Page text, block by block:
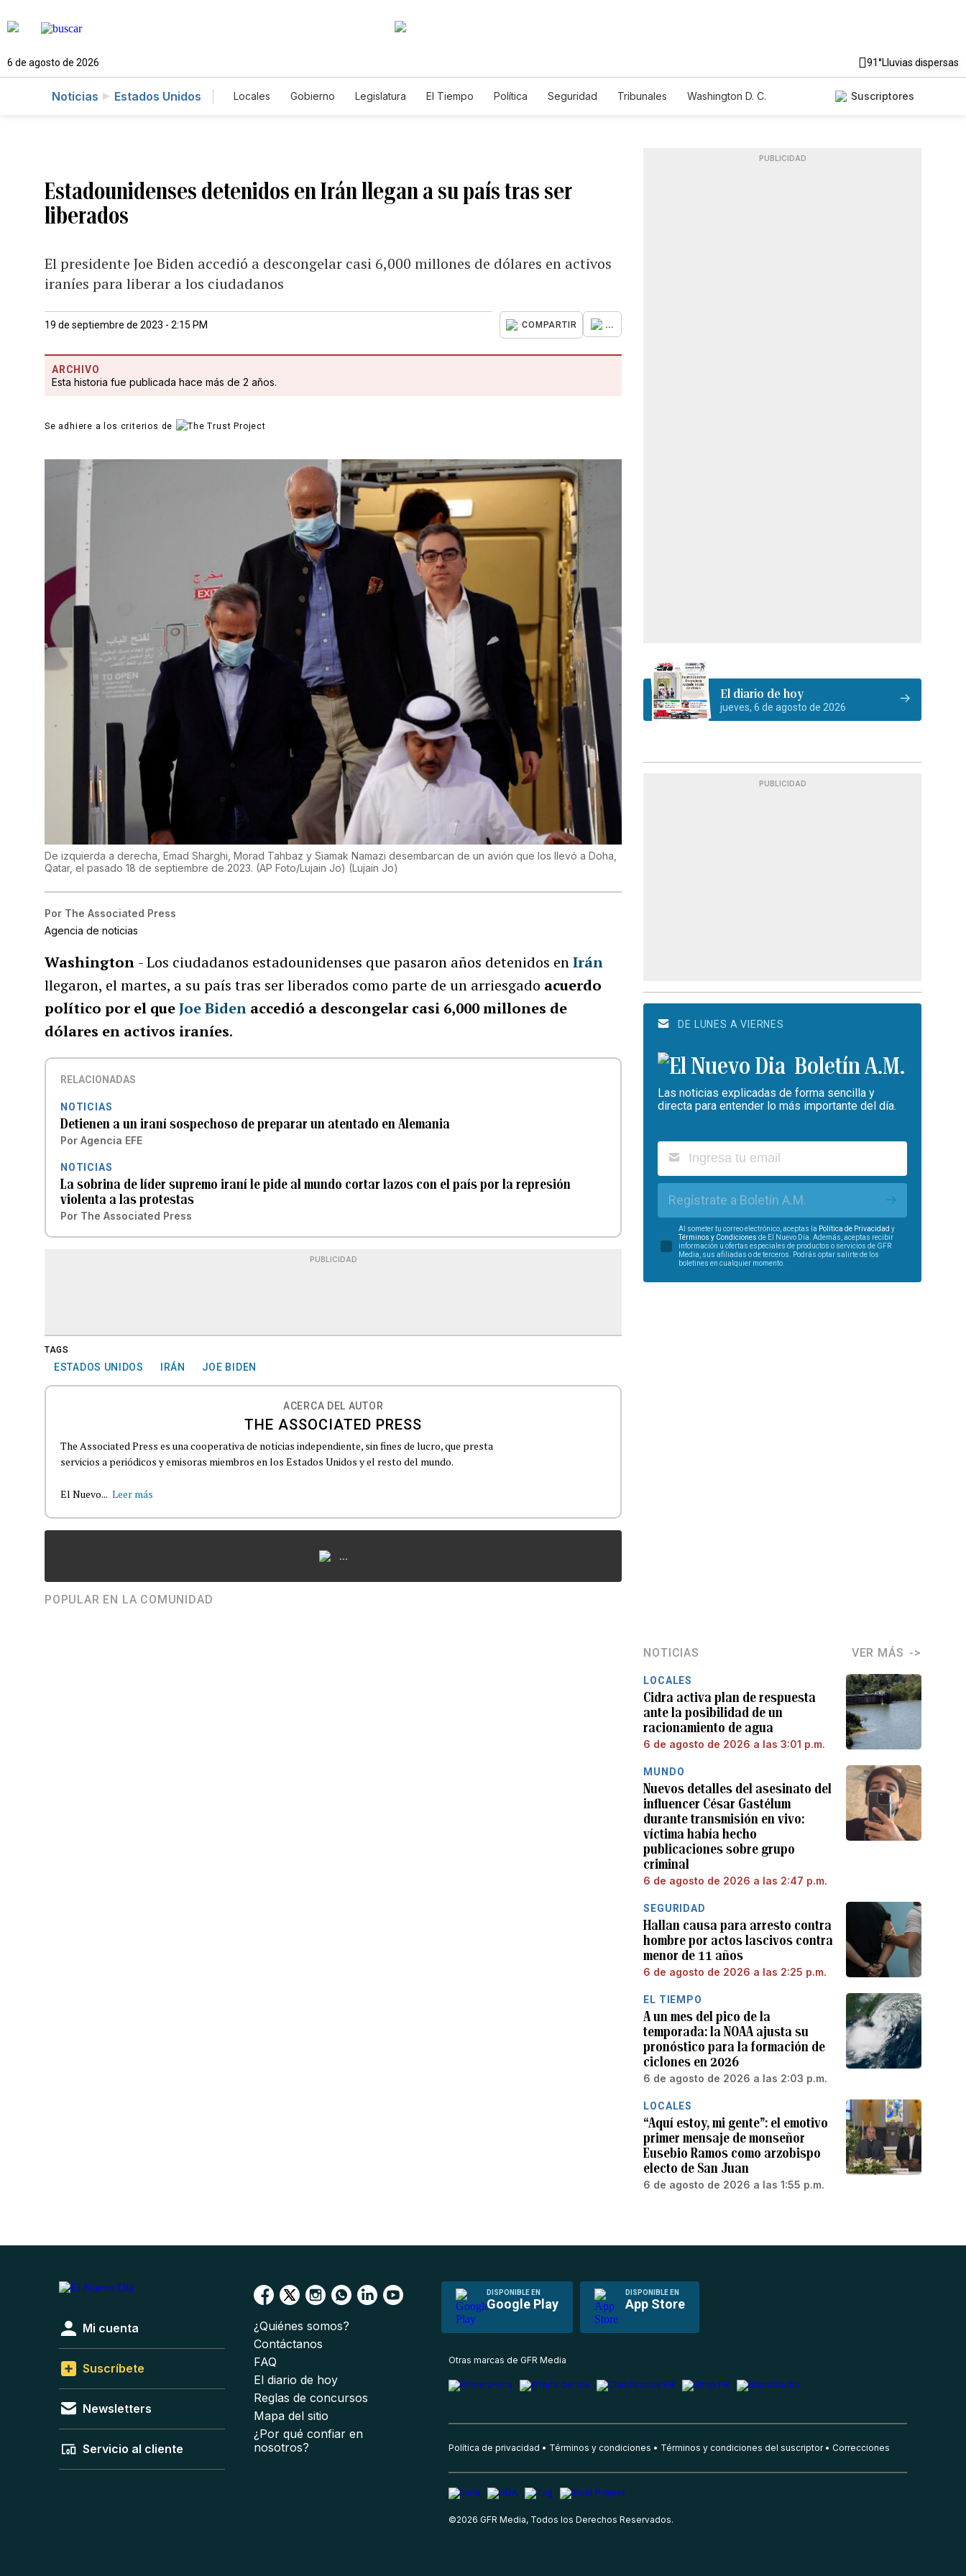
6 de agosto de 2026 91°Lluvias dispersas
Noticias Estados Unidos Locales Gobierno Legislatura El Tiempo Política Seguridad Tribunales
Washington D. C.
Suscriptores
Estadounidenses detenidos en Irán llegan a su país tras ser
liberados
El presidente Joe Biden accedió a descongelar casi 6,000 millones de dólares en activos
iraníes para liberar a los ciudadanos
19 de septiembre de 2023 - 2:15 PM COMPARTIR ...
ARCHIVO
Esta historia fue publicada hace más de 2 años.
Se adhiere a los criterios de
De izquierda a derecha, Emad Sharghi, Morad Tahbaz y Siamak Namazi desembarcan de un avión que los llevó a Doha,
Qatar, el pasado 18 de septiembre de 2023. (AP Foto/Lujain Jo) (Lujain Jo)
Por The Associated Press
Agencia de noticias
Washington - Los ciudadanos estadounidenses que pasaron años detenidos enIrán
llegaron, el martes, a su país tras ser liberados como parte de un arriesgado acuerdo
político por el queJoe Biden accedió a descongelar casi 6,000 millones de
dólares en activos iraníes.
RELACIONADAS
NOTICIAS
Detienen a un iraní sospechoso de preparar un atentado en Alemania
Por Agencia EFE
NOTICIAS
La sobrina de líder supremo iraní le pide al mundo cortar lazos con el país por la represión
violenta a las protestas
Por The Associated Press
PUBLICIDAD
TAGS
ESTADOS UNIDOS IRÁN JOE BIDEN
ACERCA DEL AUTOR
THE ASSOCIATED PRESS
The Associated Press es una cooperativa de noticias independiente, sin fines de lucro, que presta
servicios a periódicos y emisoras miembros en los Estados Unidos y el resto del mundo.
El Nuevo... Leer más
...
POPULAR EN LA COMUNIDAD
PUBLICIDAD
El diario de hoy
jueves, 6 de agosto de 2026
PUBLICIDAD
DE LUNES A VIERNES
Boletín A.M.
Las noticias explicadas de forma sencilla y
directa para entender lo más importante del día.
Regístrate a Boletín A.M.
Al someter tu correo electrónico, aceptas la Política de Privacidad y
Términos y Condiciones de El Nuevo Día. Además, aceptas recibir
información u ofertas especiales de productos o servicios de GFR
Media, sus afiliadas o de terceros. Podrás optar salirte de los
boletines en cualquier momento.
NOTICIAS VER MÁS
LOCALES
Cidra activa plan de respuesta
ante la posibilidad de un
racionamiento de agua
6 de agosto de 2026 a las 3:01 p.m.
MUNDO
Nuevos detalles del asesinato del
influencer César Gastélum
durante transmisión en vivo:
víctima había hecho
publicaciones sobre grupo
criminal
6 de agosto de 2026 a las 2:47 p.m.
SEGURIDAD
Hallan causa para arresto contra
hombre por actos lascivos contra
menor de 11 años
6 de agosto de 2026 a las 2:25 p.m.
EL TIEMPO
A un mes del pico de la
temporada: la NOAA ajusta su
pronóstico para la formación de
ciclones en 2026
6 de agosto de 2026 a las 2:03 p.m.
LOCALES
“Aquí estoy, mi gente”: el emotivo
primer mensaje de monseñor
Eusebio Ramos como arzobispo
electo de San Juan
6 de agosto de 2026 a las 1:55 p.m.
DISPONIBLE EN
Google Play
DISPONIBLE EN
App Store
Mi cuenta
Suscríbete
Newsletters
Servicio al cliente
¿Quiénes somos?
Contáctanos
FAQ
El diario de hoy
Reglas de concursos
Mapa del sitio
¿Por qué confiar en
nosotros?
Otras marcas de GFR Media
Política de privacidad Términos y condiciones Términos y condiciones del suscriptor Correcciones
©2026 GFR Media, Todos los Derechos Reservados.